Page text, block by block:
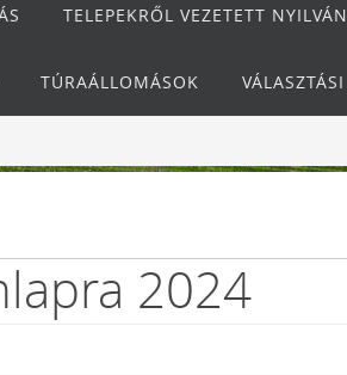
TELEPEKRŐL VEZETETT
TÚRAÁLLOMÁSOK
2024